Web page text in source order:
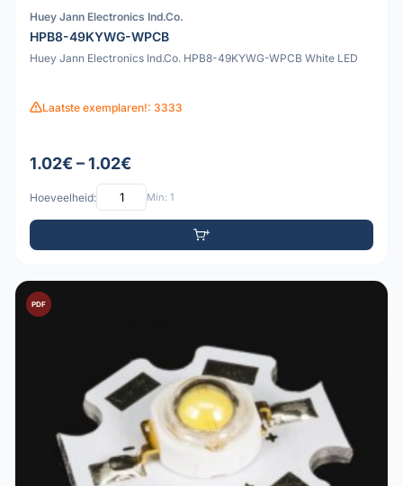
Huey Jann Electronics Ind.Co.
HPB8-49KYWG-WPCB
Huey Jann Electronics Ind.Co. HPB8-49KYWG-WPCB White LED
Laatste exemplaren!: 3333
1.02€ – 1.02€
Hoeveelheid: Min: 1
PDF